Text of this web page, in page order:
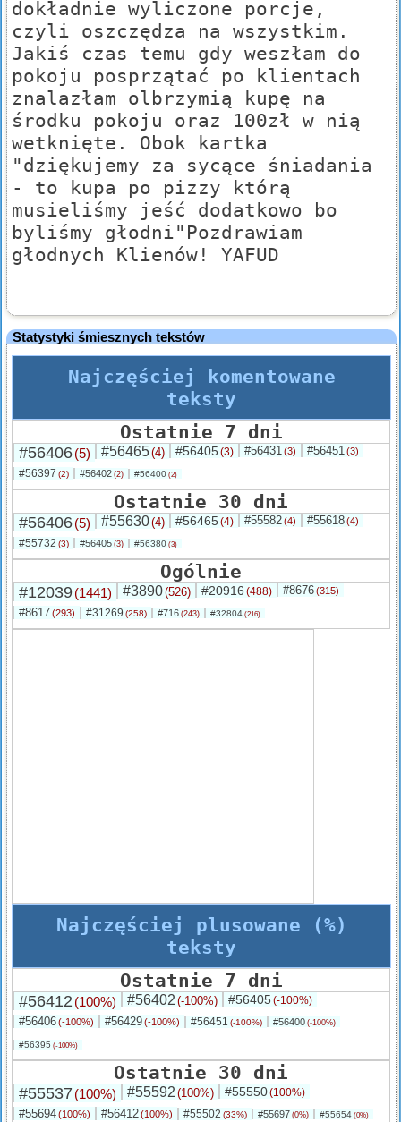
dokładnie wyliczone porcje,
czyli oszczędza na wszystkim.
Jakiś czas temu gdy weszłam do
pokoju posprzątać po klientach
znalazłam olbrzymią kupę na
środku pokoju oraz 100zł w nią
wetknięte. Obok kartka
"dziękujemy za sycące śniadania
- to kupa po pizzy którą
musieliśmy jeść dodatkowo bo
byliśmy głodni"Pozdrawiam
głodnych Klienów! YAFUD
Statystyki śmiesznych tekstów
Najczęściej komentowane
teksty
Ostatnie 7 dni
#56406(5) #56465(4) #56405(3) #56431(3) #56451(3)
#56397 (2) #56402 (2) #56400 (2)
Ostatnie 30 dni
#56406(5) #55630(4) #56465(4) #55582(4) #55618(4)
#55732 (3) #56405 (3) #56380 (3)
Ogólnie
#12039(1441) #3890(526) #20916 (488) #8676(315)
#8617(293) #31269 (258) #716 (243) #32804 (216)
Najczęściej plusowane (%)
teksty
Ostatnie 7 dni
#56412 (100%) #56402 (-100%) #56405(-100%)
#56406(-100%) #56429(-100%) #56451 (-100%) #56400 (-100%)
#56395 (-100%)
Ostatnie 30 dni
#55537 (100%) #55592 (100%) #55550(100%)
#55694(100%) #56412(100%) #55502 (33%) #55697 (0%) #55654 (0%)